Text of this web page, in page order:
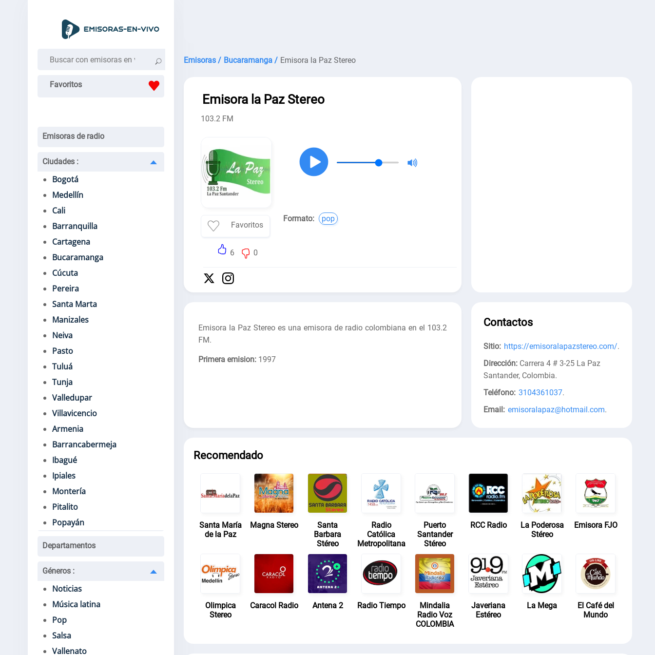
Favoritos
Emisoras de radio
Ciudades :
Bogotá
Medellín
Cali
Barranquilla
Cartagena
Bucaramanga
Cúcuta
Pereira
Santa Marta
Manizales
Neiva
Pasto
Tuluá
Tunja
Valledupar
Villavicencio
Armenia
Barrancabermeja
Ibagué
Ipiales
Montería
Pitalito
Popayán
Departamentos
Géneros :
Noticias
Música latina
Pop
Salsa
Vallenato
Emisoras / Bucaramanga / Emisora la Paz Stereo
Emisora la Paz Stereo
103.2 FM
Favoritos
6 0
Formato: pop
Emisora la Paz Stereo es una emisora de radio colombiana en el 103.2
FM.
Primera emision: 1997
Contactos
Sitio: https://emisoralapazstereo.com/.
Dirección: Carrera 4 # 3-25 La Paz
Santander, Colombia.
Teléfono: 3104361037.
Email: emisoralapaz@hotmail.com.
Recomendado
Santa María
de la Paz
Magna Stereo
Santa
Barbara
Stéreo
Radio
Católica
Metropolitana
Puerto
Santander
Stéreo
RCC Radio
La Poderosa
Stéreo
Emisora FJO
Olimpica
Stereo
Caracol Radio Antena 2 Radio Tiempo
Mindalia
Radio Voz
COLOMBIA
Javeriana
Estéreo
La Mega
El Café del
Mundo